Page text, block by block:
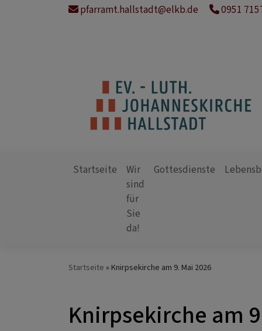
pfarramt.hallstadt@elkb.de 0951
Hauptnavigation
Startseite
Wir
sind
für
Sie
da!
Gottesdienste
Startseite Knirpsekirche am 9. Mai 2026
Knirpsekirche am